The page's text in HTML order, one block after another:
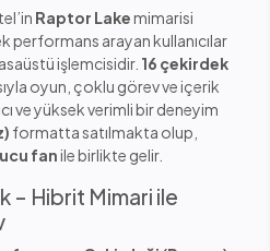
Raptor Lakemimarisi
performans arayan kullanıcılar
işlemcisidir. 16 çekirdek
oyun, çoklu görev ve içerik
ve yüksek verimli bir deneyim
formatta satılmakta olup,
fanile birlikte gelir.
– Hibrit Mimari ile